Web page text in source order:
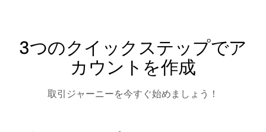
3つのクイックステップでア
カウントを作成
取引ジャーニーを今すぐ始めましょう！